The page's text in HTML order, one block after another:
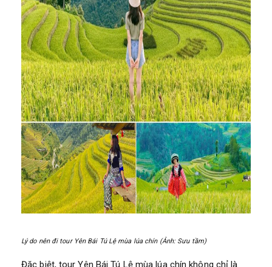
Lý do nên đi tour Yên Bái Tú Lệ mùa lúa chín (Ảnh: Sưu tầm)
Đặc biệt, tour Yên Bái Tú Lệ mùa lúa chín không chỉ là